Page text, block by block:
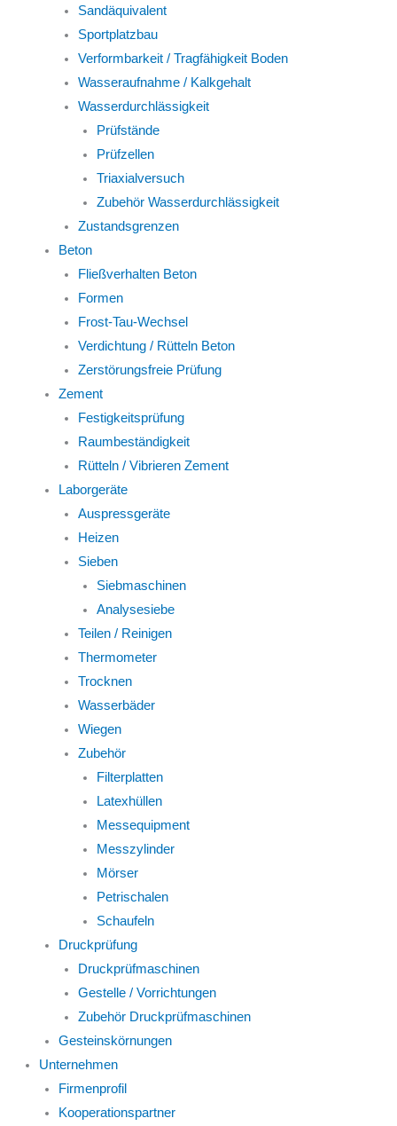
Sandäquivalent
Sportplatzbau
Verformbarkeit / Tragfähigkeit Boden
Wasseraufnahme / Kalkgehalt
Wasserdurchlässigkeit
Prüfstände
Prüfzellen
Triaxialversuch
Zubehör Wasserdurchlässigkeit
Zustandsgrenzen
Beton
Fließverhalten Beton
Formen
Frost-Tau-Wechsel
Verdichtung / Rütteln Beton
Zerstörungsfreie Prüfung
Zement
Festigkeitsprüfung
Raumbeständigkeit
Rütteln / Vibrieren Zement
Laborgeräte
Auspressgeräte
Heizen
Sieben
Siebmaschinen
Analysesiebe
Teilen / Reinigen
Thermometer
Trocknen
Wasserbäder
Wiegen
Zubehör
Filterplatten
Latexhüllen
Messequipment
Messzylinder
Mörser
Petrischalen
Schaufeln
Druckprüfung
Druckprüfmaschinen
Gestelle / Vorrichtungen
Zubehör Druckprüfmaschinen
Gesteinskörnungen
Unternehmen
Firmenprofil
Kooperationspartner